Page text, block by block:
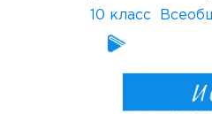
10 класс